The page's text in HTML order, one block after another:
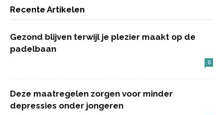
Recente Artikelen
Gezond blijven terwijl je plezier maakt op de
padelbaan
0
Deze maatregelen zorgen voor minder
depressies onder jongeren